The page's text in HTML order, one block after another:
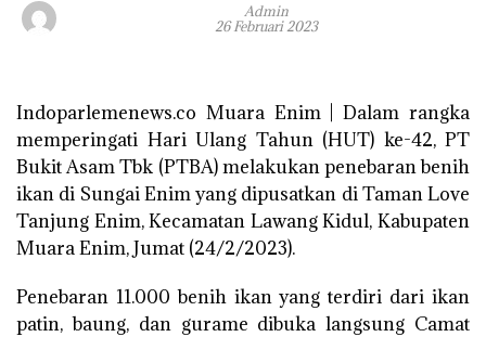
Admin
26 Februari 2023
Indoparlemenews.co Muara Enim | Dalam rangka
memperingati Hari Ulang Tahun (HUT) ke-42, PT
Bukit Asam Tbk (PTBA) melakukan penebaran benih
ikan di Sungai Enim yang dipusatkan di Taman Love
Tanjung Enim, Kecamatan Lawang Kidul, Kabupaten
Muara Enim, Jumat (24/2/2023).
Penebaran 11.000 benih ikan yang terdiri dari ikan
patin, baung, dan gurame dibuka langsung Camat